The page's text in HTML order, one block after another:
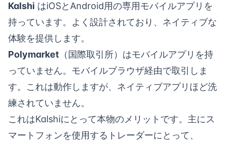
Kalshi はiOSとAndroid用の専用モバイルアプリを
持っています。よく設計されており、ネイティブな
体験を提供します。
Polymarket （国際取引所）はモバイルアプリを持
っていません。モバイルブラウザ経由で取引しま
す。これは動作しますが、ネイティブアプリほど洗
練されていません。
これはKalshiにとって本物のメリットです。主にス
マートフォンを使用するトレーダーにとって、